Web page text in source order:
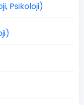
Psikoloji)